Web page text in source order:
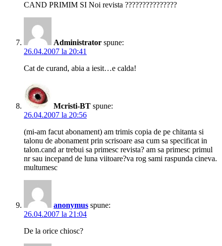
CAND PRIMIM SI Noi revista ???????????????
Administrator spune:
26.04.2007 la 20:41
Cat de curand, abia a iesit…e calda!
Mcristi-BT spune:
26.04.2007 la 20:56
(mi-am facut abonament) am trimis copia de pe chitanta si
talonu de abonament prin scrisoare asa cum sa specificat in
talon.cand ar trebui sa primesc revista? am sa primesc primul
nr sau incepand de luna viitoare?va rog sami raspunda cineva.
multumesc
anonymus spune:
26.04.2007 la 21:04
De la orice chiosc?